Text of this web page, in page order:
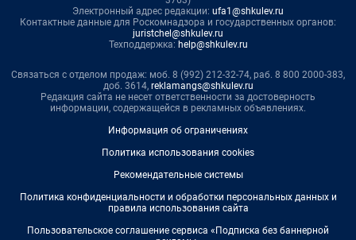
Электронный адрес редакции: ufa1@shkulev.ru
Контактные данные для Роскомнадзора и государственных органов:
juristchel@shkulev.ru
Техподдержка: help@shkulev.ru
Связаться с отделом продаж: моб. 8 (992) 212-32-74, раб. 8 800 2000-383,
доб. 3614, reklamangs@shkulev.ru
Редакция сайта не несет ответственности за достоверность
информации, содержащейся в рекламных объявлениях.
Информация об ограничениях
Политика использования cookies
Рекомендательные системы
Политика конфиденциальности и обработки персональных данных и
правила использования сайта
Пользовательское соглашение сервиса «Подписка без баннерной